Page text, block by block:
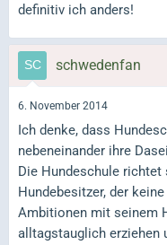
definitiv ich anders!
schwedenfan
6. November 2014
Ich denke, dass
nebeneinander ihre
Die Hundeschule
Hundebesitzer, der
Ambitionen mit seinem
alltagstauglich erziehen